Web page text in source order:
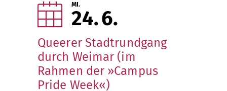
MI.
24 6
Queerer Stadtrundgang
durch Weimar (im
Rahmen der »Campus
Pride Week«)